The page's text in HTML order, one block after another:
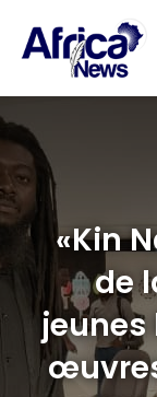
«Kin
de
jeunes